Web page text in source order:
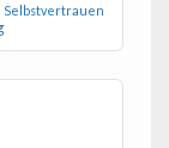
Selbstvertrauen